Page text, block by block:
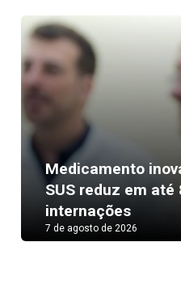
Medicamento
SUS reduz em até
internações
7 de agosto de 2026